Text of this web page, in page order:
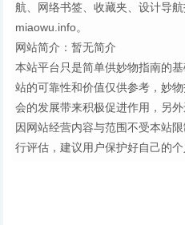
航、网络书签、收藏夹、设计导
miaowu.info。
网站简介：暂无简介
本站平台只是简单供妙物指南的
站的可靠性和价值仅供参考，妙
会的发展带来积极促进作用，另
因网站经营内容与范围不受本站
行评估，建议用户保护好自己的个